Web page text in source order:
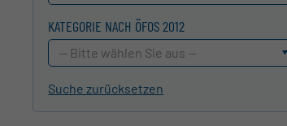
KATEGORIE NACH ÖFOS 2012
-- Bitte wählen Sie aus --
Suche zurücksetzen